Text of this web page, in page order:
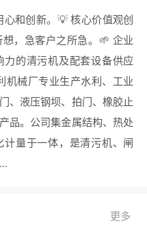
和创新。💡 核心价值观创
，急客户之所急。🌱 企业
的清污机及配套设备供应
机械厂专业生产水利、工业
、液压钢坝、拍门、橡胶止
品。公司集金属结构、热处
量于一体，是清污机、闸
更多